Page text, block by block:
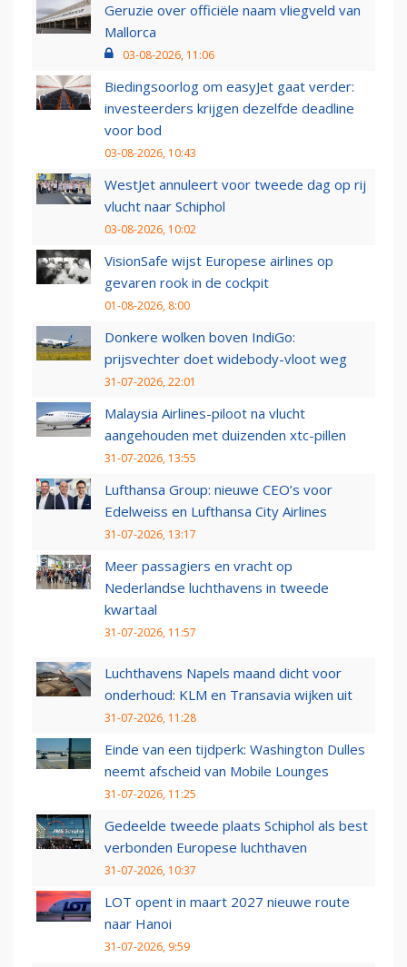
Geruzie over officiële naam vliegveld van
Mallorca
03-08-2026, 11:06
Biedingsoorlog om easyJet gaat verder:
investeerders krijgen dezelfde deadline
voor bod
03-08-2026, 10:43
WestJet annuleert voor tweede dag op rij
vlucht naar Schiphol
03-08-2026, 10:02
VisionSafe wijst Europese airlines op
gevaren rook in de cockpit
01-08-2026, 8:00
Donkere wolken boven IndiGo:
prijsvechter doet widebody-vloot weg
31-07-2026, 22:01
Malaysia Airlines-piloot na vlucht
aangehouden met duizenden xtc-pillen
31-07-2026, 13:55
Lufthansa Group: nieuwe CEO’s voor
Edelweiss en Lufthansa City Airlines
31-07-2026, 13:17
Meer passagiers en vracht op
Nederlandse luchthavens in tweede
kwartaal
31-07-2026, 11:57
Luchthavens Napels maand dicht voor
onderhoud: KLM en Transavia wijken uit
31-07-2026, 11:28
Einde van een tijdperk: Washington Dulles
neemt afscheid van Mobile Lounges
31-07-2026, 11:25
Gedeelde tweede plaats Schiphol als best
verbonden Europese luchthaven
31-07-2026, 10:37
LOT opent in maart 2027 nieuwe route
naar Hanoi
31-07-2026, 9:59